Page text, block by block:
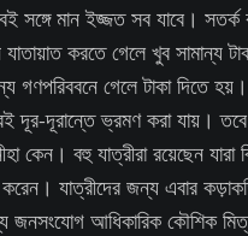
সঙ্গে মান ইজ্জত সব যাবে।
করতে গেলে খুব সামান্য
গণপরিববনে গেলে টাকা দিতে
দূর-দূরান্তে ভ্রমণ করা যায়। তবে
কেন। বহু যাত্রীরা রয়েছেন যারা
যাত্রীদের জন্য এবার
জনসংযোগ আধিকারিক কৌশিক